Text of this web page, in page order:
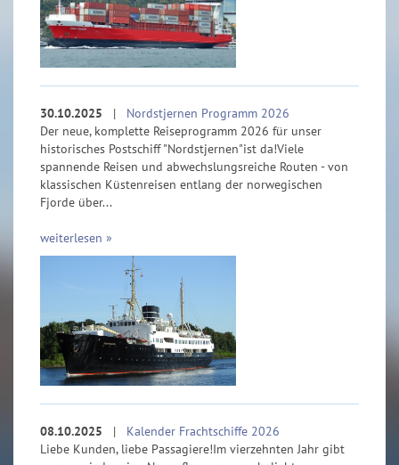
30.10.2025 | Nordstjernen Programm 2026
Der neue, komplette Reiseprogramm 2026 für unser
historisches Postschiff "Nordstjernen"ist da!Viele
spannende Reisen und abwechslungsreiche Routen - von
klassischen Küstenreisen entlang der norwegischen
Fjorde über...
weiterlesen »
08.10.2025 | Kalender Frachtschiffe 2026
Liebe Kunden, liebe Passagiere!Im vierzehnten Jahr gibt